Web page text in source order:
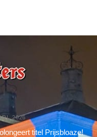
2026
titel Prijsbloaze!